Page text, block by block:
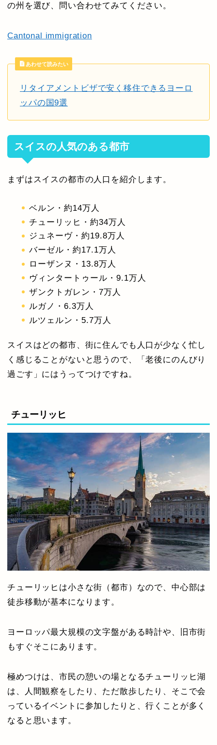
の州を選び、問い合わせてみてください。
Cantonal immigration
あわせて読みたい
リタイアメントビザで安く移住できるヨーロ
ッパの国9選
スイスの人気のある都市
まずはスイスの都市の人口を紹介します。
ベルン・約14万人
チューリッヒ・約34万人
ジュネーヴ・約19.8万人
バーゼル・約17.1万人
ローザンヌ・13.8万人
ヴィンタートゥール・9.1万人
ザンクトガレン・7万人
ルガノ・6.3万人
ルツェルン・5.7万人
スイスはどの都市、街に住んでも人口が少なく忙し
く感じることがないと思うので、「老後にのんびり
過ごす」にはうってつけですね。
チューリッヒ
チューリッヒは小さな街（都市）なので、中心部は
徒歩移動が基本になります。
ヨーロッパ最大規模の文字盤がある時計や、旧市街
もすぐそこにあります。
極めつけは、市民の憩いの場となるチューリッヒ湖
は、人間観察をしたり、ただ散歩したり、そこで会
っているイベントに参加したりと、行くことが多く
なると思います。